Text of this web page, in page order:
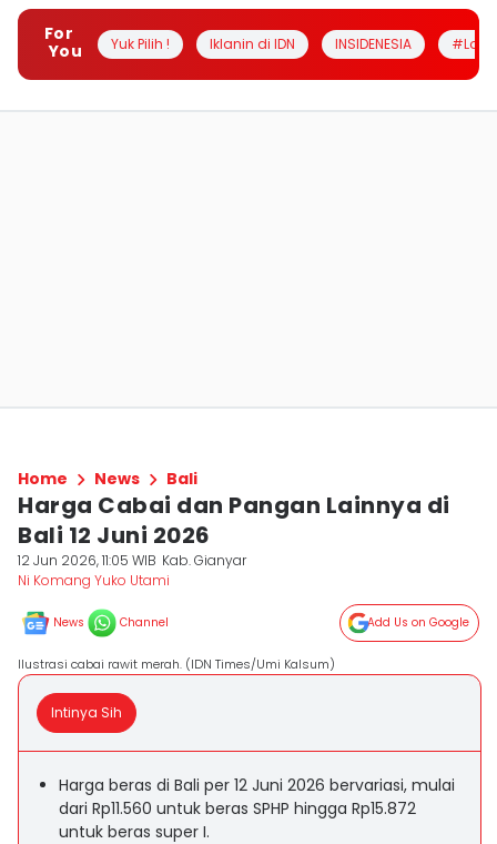
For
You
Yuk Pilih ! Iklanin di IDN INSIDENESIA
Home News Bali
Harga Cabai dan Pangan Lainnya di
Bali 12 Juni 2026
12 Jun 2026, 11:05 WIB Kab. Gianyar
Ni Komang Yuko Utami
News Channel Add Us on Google
Ilustrasi cabai rawit merah. (IDN Times/Umi Kalsum)
Intinya Sih
Harga beras di Bali per 12 Juni 2026 bervariasi, mulai
dari Rp11.560 untuk beras SPHP hingga Rp15.872
untuk beras super I.